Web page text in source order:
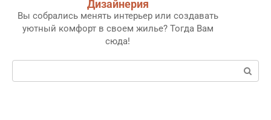
Дизайнерия
Вы собрались менять интерьер или создавать
уютный комфорт в своем жилье? Тогда Вам
сюда!
Поиск: